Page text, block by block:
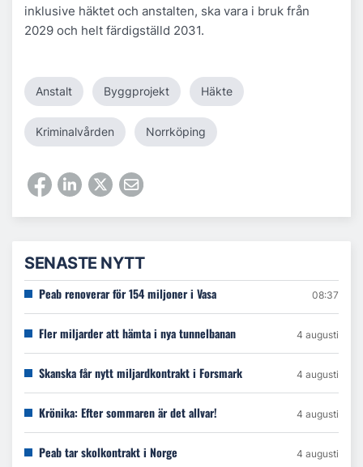
inklusive häktet och anstalten, ska vara i bruk från
2029 och helt färdigställd 2031.
Anstalt Byggprojekt Häkte
Kriminalvården Norrköping
SENASTE NYTT
Peab renoverar för 154 miljoner i Vasa 08:37
Fler miljarder att hämta i nya tunnelbanan 4 augusti
Skanska får nytt miljardkontrakt i Forsmark 4 augusti
Krönika: Efter sommaren är det allvar! 4 augusti
Peab tar skolkontrakt i Norge 4 augusti